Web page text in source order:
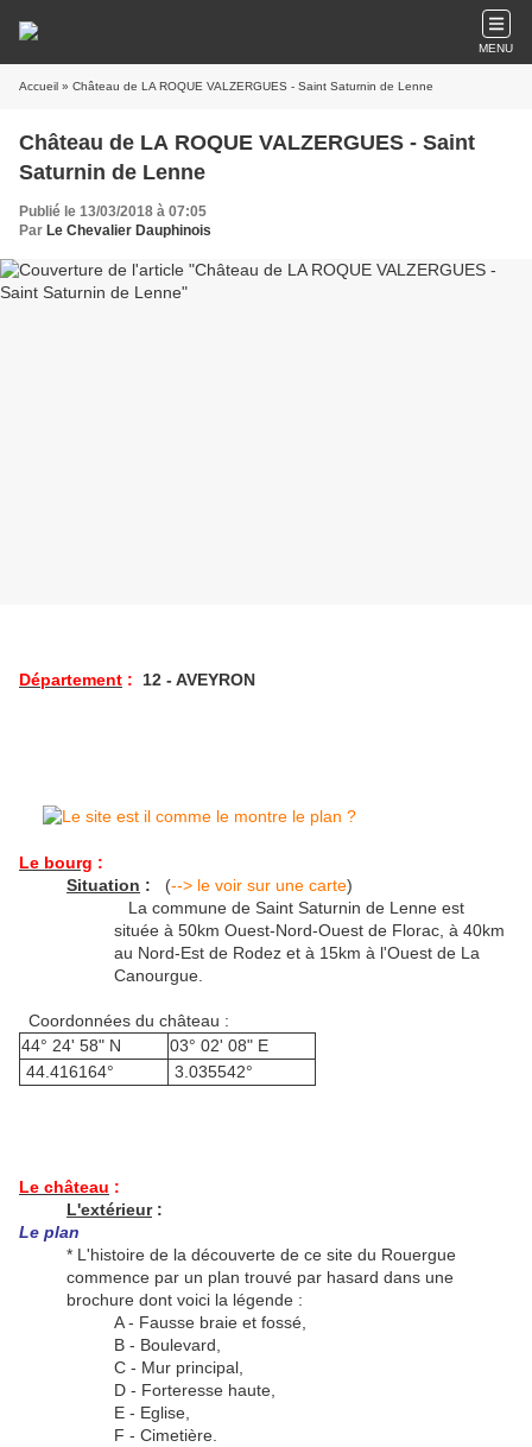
MENU
Accueil » Château de LA ROQUE VALZERGUES - Saint Saturnin de Lenne
Château de LA ROQUE VALZERGUES - Saint
Saturnin de Lenne
Publié le 13/03/2018 à 07:05
Par Le Chevalier Dauphinois
Département : 12 - AVEYRON
Le bourg :
Situation : (--> le voir sur une carte)
La commune de Saint Saturnin de Lenne est
située à 50km Ouest-Nord-Ouest de Florac, à 40km
au Nord-Est de Rodez et à 15km à l'Ouest de La
Canourgue.
Coordonnées du château :
44° 24' 58" N
03° 02' 08" E
44.416164°
3.035542°
Le château :
L'extérieur:
Le plan
* L'histoire de la découverte de ce site du Rouergue
commence par un plan trouvé par hasard dans une
brochure dont voici la légende :
A - Fausse braie et fossé,
B - Boulevard,
C - Mur principal,
D - Forteresse haute,
E - Eglise,
F - Cimetière.